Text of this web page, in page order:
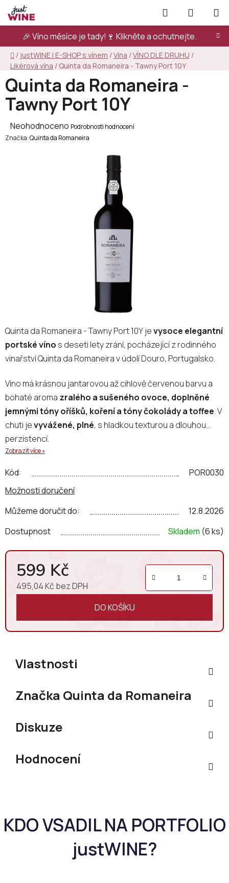
Přejít
na
obsah
🎉 Víno měsíce je tady!🍷 Klikněte a ochutnejte.
Hledat
KOŠÍK
Domů
/ justWINE | E-SHOP s vínem /Vína /VÍNO DLE DRUHU /
Likérová vína / Quinta da Romaneira - Tawny Port 10Y
Quinta da Romaneira - Tawny Port 10Y jevysoce elegantní
portské víno s deseti lety zrání, pocházející z rodinného
vinařství Quinta da Romaneira v údolí Douro, Portugalsko.
Víno má krásnou jantarovou až cihlově červenou barvu a
bohaté aroma zralého a sušeného ovoce, doplněné
jemnými tóny oříšků, koření a tóny čokolády a toffee. V
chuti jevyvážené, plné, s hladkou texturou a dlouhou
perzistencí.
Zobrazit více »
Dostupnost Skladem (6 ks)
Můžeme doručit do: 12.8.2026
Možnosti doručení
Kód: POR0030
599 Kč
495,04 Kč bez DPH
DO KOŠÍKU
Quinta da Romaneira -
Tawny Port 10Y
Průměrné
hodnocení
Neohodnoceno Podrobnosti hodnocení
Značka:Quinta da Romaneira
Vlastnosti
Značka Quinta da Romaneira
Diskuze
Hodnocení